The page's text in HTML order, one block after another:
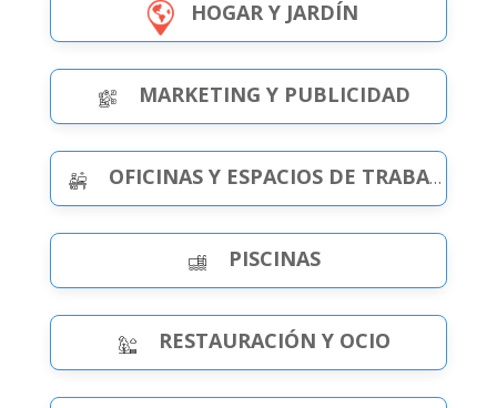
HOGAR Y JARDÍN
MARKETING Y PUBLICIDAD
OFICINAS Y ESPACIOS DE TRABAJO
PISCINAS
RESTAURACIÓN Y OCIO